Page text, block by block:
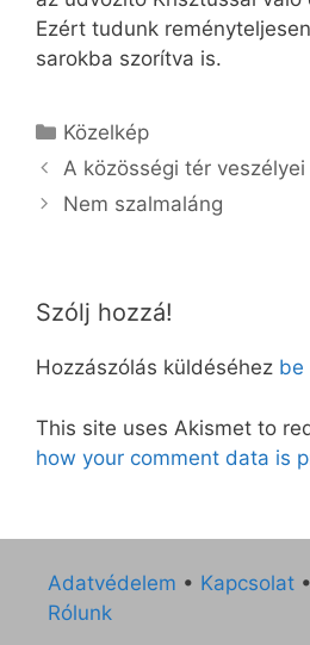
Ezért tudunk
sarokba szorítva is.
Kategória
Közelkép
A közösségi tér veszélyei
Nem szalmaláng
Szólj hozzá!
Hozzászólás küldéséhez be
This site uses Akismet to
how your comment data is
Adatvédelem • Kapcsolat •
Rólunk